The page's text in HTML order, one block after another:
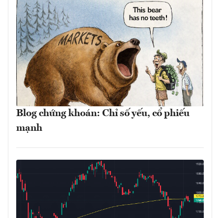
Blog chứng khoán: Chỉ số yếu, cổ phiếu
mạnh